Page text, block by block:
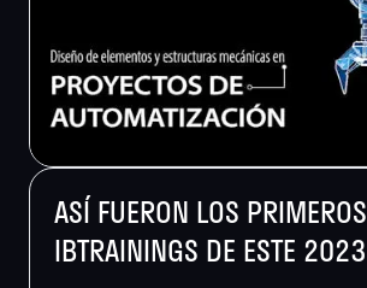
ASÍ FUERON LOS PRIMEROS
IBTRAININGS DE ESTE 2023